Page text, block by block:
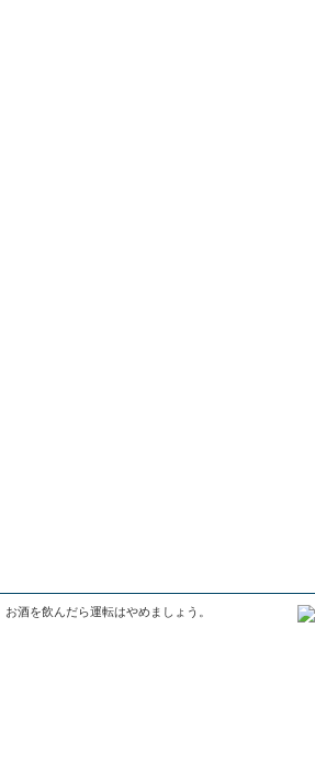
酒を飲んだら運転はやめましょう。